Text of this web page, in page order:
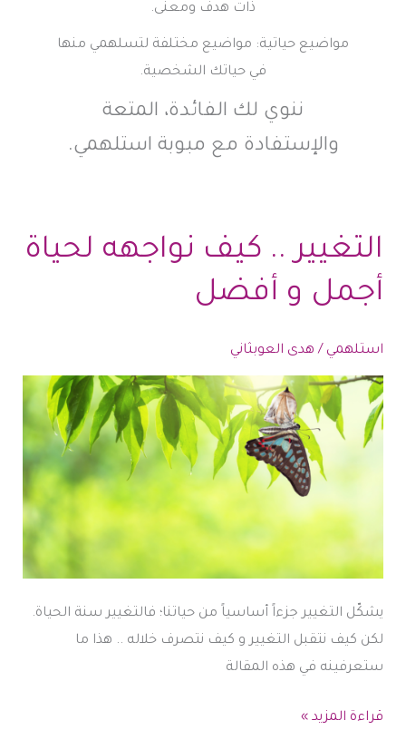
ذات هدف ومعنى.
مواضيع حياتية: مواضيع مختلفة لتسلهمي منها
في حياتك الشخصية.
ننوي لك الفائدة، المتعة
والإستفادة مع مبوبة استلهمي.
التغيير .. كيف نواجهه لحياة
أجمل و أفضل
استلهمي / هدى العوبثاني
يشكّل التغيير جزءاً أساسياً من حياتنا؛ فالتغيير سنة الحياة.
لكن كيف نتقبل التغيير و كيف نتصرف خلاله .. هذا ما
ستعرفينه في هذه المقالة
التغيير
قراءة المزيد »